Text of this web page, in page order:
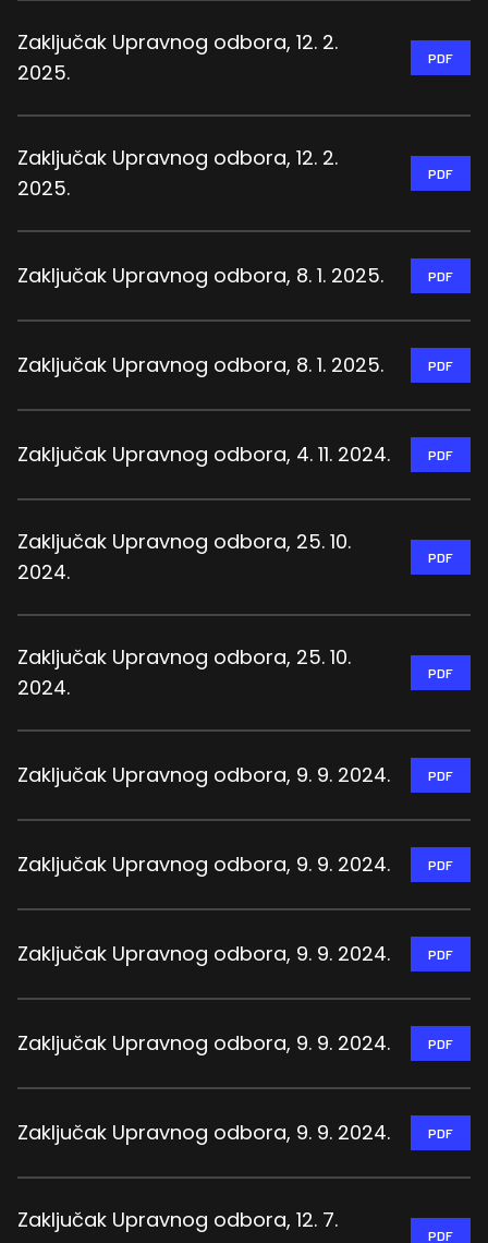
Zaključak Upravnog odbora, 12. 2.
2025.
PDF
Zaključak Upravnog odbora, 12. 2.
2025.
PDF
Zaključak Upravnog odbora, 8. 1. 2025. PDF
Zaključak Upravnog odbora, 8. 1. 2025. PDF
Zaključak Upravnog odbora, 4. 11. 2024. PDF
Zaključak Upravnog odbora, 25. 10.
2024.
PDF
Zaključak Upravnog odbora, 25. 10.
2024.
PDF
Zaključak Upravnog odbora, 9. 9. 2024. PDF
Zaključak Upravnog odbora, 9. 9. 2024. PDF
Zaključak Upravnog odbora, 9. 9. 2024. PDF
Zaključak Upravnog odbora, 9. 9. 2024. PDF
Zaključak Upravnog odbora, 9. 9. 2024. PDF
Zaključak Upravnog odbora, 12. 7.
PDF